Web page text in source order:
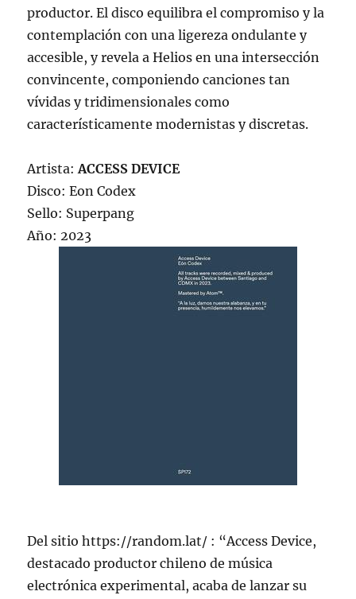
productor. El disco equilibra el compromiso y la
contemplación con una ligereza ondulante y
accesible, y revela a Helios en una intersección
convincente, componiendo canciones tan
vívidas y tridimensionales como
característicamente modernistas y discretas.
Artista:ACCESS DEVICE
Disco: Eon Codex
Sello: Superpang
Año: 2023
Del sitio https://random.lat/ : “Access Device,
destacado productor chileno de música
electrónica experimental, acaba de lanzar su